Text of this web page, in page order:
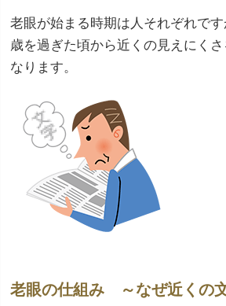
老眼が始まる時期は人それぞれで
歳を過ぎた頃から近くの見えにく
なります。
老眼の仕組み ～なぜ近くの